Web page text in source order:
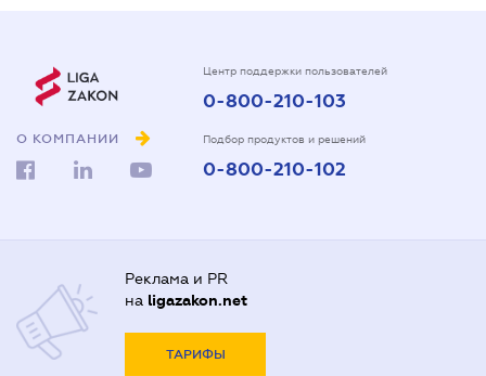
О КОМПАНИИ
Центр поддержки пользователей
0-800-210-103
Подбор продуктов и решений
0-800-210-102
Реклама и PR
на ligazakon.net
ТАРИФЫ